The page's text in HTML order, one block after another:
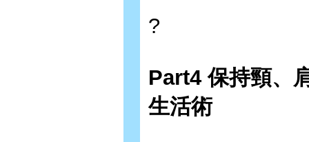
?
Part4 保持頸、
生活術